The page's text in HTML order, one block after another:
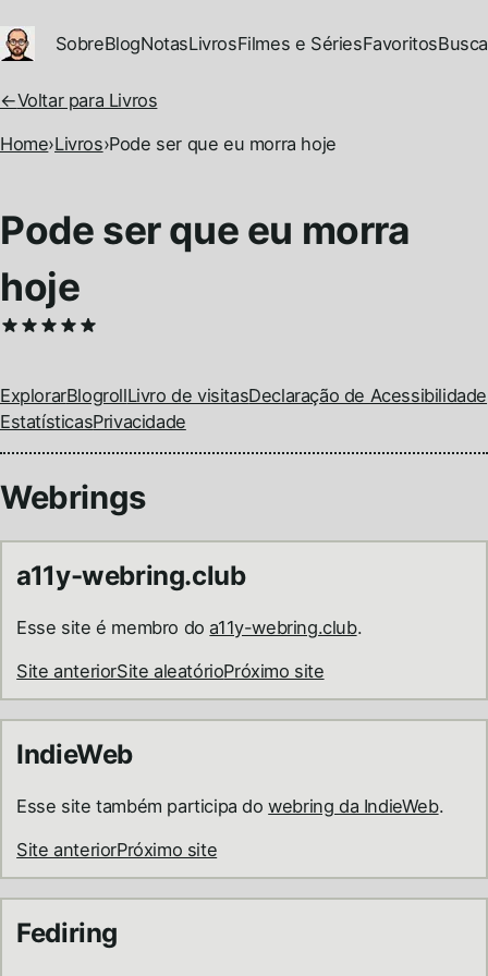
Ir para conteúdo principal
SobreBlogNotasLivrosFilmes e SériesFavoritosBusca
←Voltar para Livros
Home›Livros›Pode ser que eu morra hoje
Pode ser que eu morra
hoje
ExplorarBlogrollLivro de visitasDeclaração de Acessibilidade
EstatísticasPrivacidade
Webrings
a11y-webring.club
Esse site é membro doa11y-webring.club.
Site anteriorSite aleatórioPróximo site
IndieWeb
Esse site também participa dowebring da IndieWeb.
Site anteriorPróximo site
Fediring